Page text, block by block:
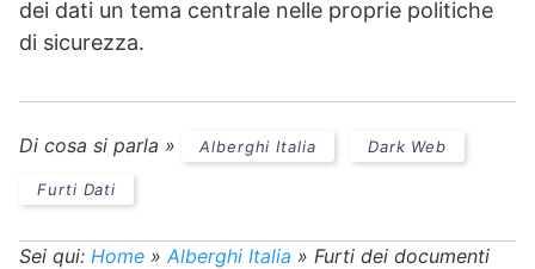
dei dati un tema centrale nelle proprie politiche
di sicurezza.
Di cosa si parla » Alberghi Italia Dark Web
Furti Dati
Sei qui: Home » Alberghi Italia » Furti dei documenti